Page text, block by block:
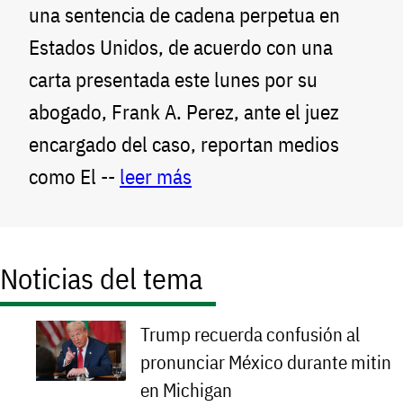
una sentencia de cadena perpetua en
Estados Unidos, de acuerdo con una
carta presentada este lunes por su
abogado, Frank A. Perez, ante el juez
encargado del caso, reportan medios
como El -- leer más
Noticias del tema
Trump recuerda confusión al
pronunciar México durante mitin
en Michigan